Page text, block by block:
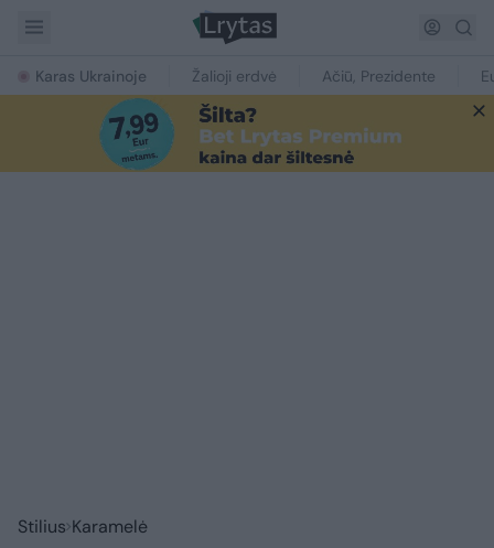
Karas Ukrainoje Žalioji erdvė Ačiū, Prezidente
Stilius Karamelė